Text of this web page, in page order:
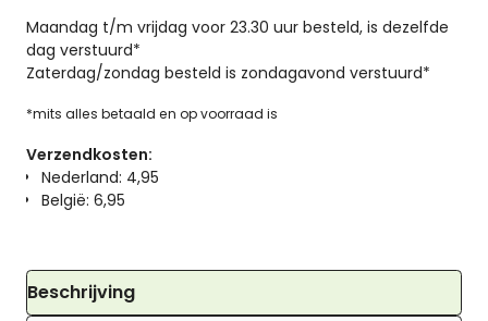
Maandag t/m vrijdag voor 23.30 uur besteld, is dezelfde
dag verstuurd*
Zaterdag/zondag besteld is zondagavond verstuurd*
*mits alles betaald en op voorraad is
Verzendkosten:
Nederland: 4,95
België: 6,95
Beschrijving